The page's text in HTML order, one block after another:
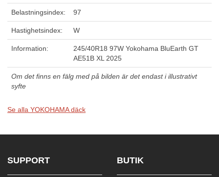
Belastningsindex: 97
Hastighetsindex: W
Information:
245/40R18 97W Yokohama BluEarth GT
AE51B XL 2025
Om det finns en fälg med på bilden är det endast i illustrativt
syfte
Se alla YOKOHAMA däck
SUPPORT BUTIK